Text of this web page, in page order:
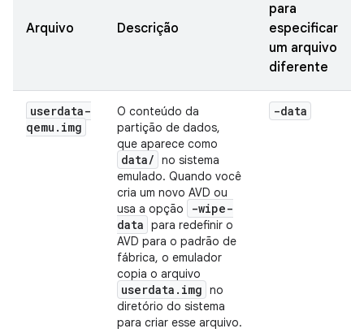
Arquivo Descrição
para
especificar
um arquivo
diferente
userdata-
qemu . img
O conteúdo da
partição de dados,
que aparece como
data/ no sistema
emulado. Quando você
cria um novo AVD ou
usa a opção
-wipe-
data para redefinir o
AVD para o padrão de
fábrica, o emulador
copia o arquivo
userdata.img no
diretório do sistema
para criar esse arquivo.
-data